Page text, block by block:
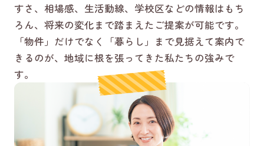
すさ、相場感、生活動線、学校区などの情報はもち
ろん、将来の変化まで踏まえたご提案が可能です。
「物件」だけでなく「暮らし」まで見据えて案内で
きるのが、地域に根を張ってきた私たちの強みで
す。